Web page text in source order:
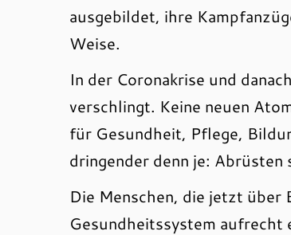
ausgebildet, ihre
Weise.
In der Coronakrise und
verschlingt. Keine neuen
für Gesundheit, Pflege,
dringender denn je:
Die Menschen, die jetzt über
Gesundheitssystem